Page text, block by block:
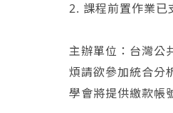
2. 課程前置作業已
主辦單位：台灣公
煩請欲參加統合分
學會將提供繳款帳